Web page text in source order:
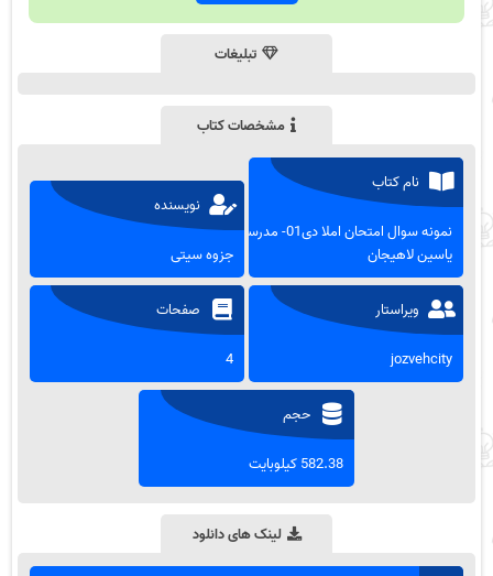
تبلیغات
مشخصات کتاب
نام کتاب
نمونه سوال امتحان املا دی01- مدرسه
یاسین لاهیجان
نویسنده
جزوه سیتی
ویراستار
jozvehcity
صفحات
4
حجم
582.38 کیلوبایت
لینک های دانلود